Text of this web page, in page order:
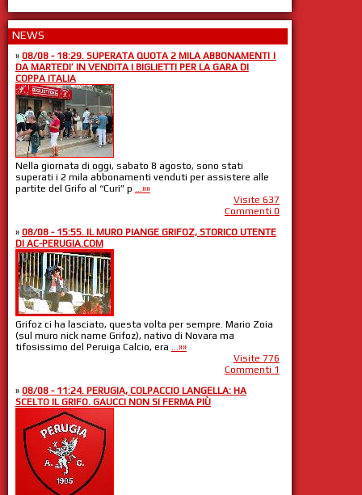
NEWS
» 08/08 - 18:29. SUPERATA QUOTA 2 MILA ABBONAMENTI |
DA MARTEDI’ IN VENDITA I BIGLIETTI PER LA GARA DI
COPPA ITALIA
Nella giornata di oggi, sabato 8 agosto, sono stati
superati i 2 mila abbonamenti venduti per assistere alle
partite del Grifo al “Curi” p ...»»
Visite 637
Commenti 0
» 08/08 - 15:55. IL MURO PIANGE GRIFOZ, STORICO UTENTE
DI AC-PERUGIA.COM
Grifoz ci ha lasciato, questa volta per sempre. Mario Zoia
(sul muro nick name Grifoz), nativo di Novara ma
tifosissimo del Peruiga Calcio, era ...»»
Visite 776
Commenti 1
» 08/08 - 11:24. PERUGIA, COLPACCIO LANGELLA: HA
SCELTO IL GRIFO. GAUCCI NON SI FERMA PIÙ